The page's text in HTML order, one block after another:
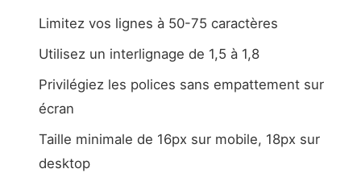
Limitez vos lignes à 50-75 caractères
Utilisez un interlignage de 1,5 à 1,8
Privilégiez les polices sans empattement sur
écran
Taille minimale de 16px sur mobile, 18px sur
desktop